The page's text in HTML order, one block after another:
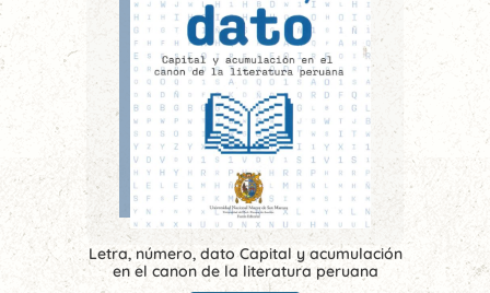
Letra, número, dato Capital y acumulación
en el canon de la literatura peruana